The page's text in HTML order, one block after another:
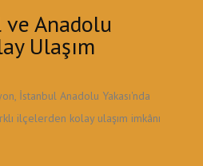
Anadolu
Ulaşım
İstanbul Anadolu Yakası'nda
ilçelerden kolay ulaşım imkânı